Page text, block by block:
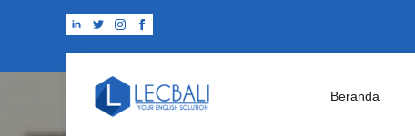
Beranda